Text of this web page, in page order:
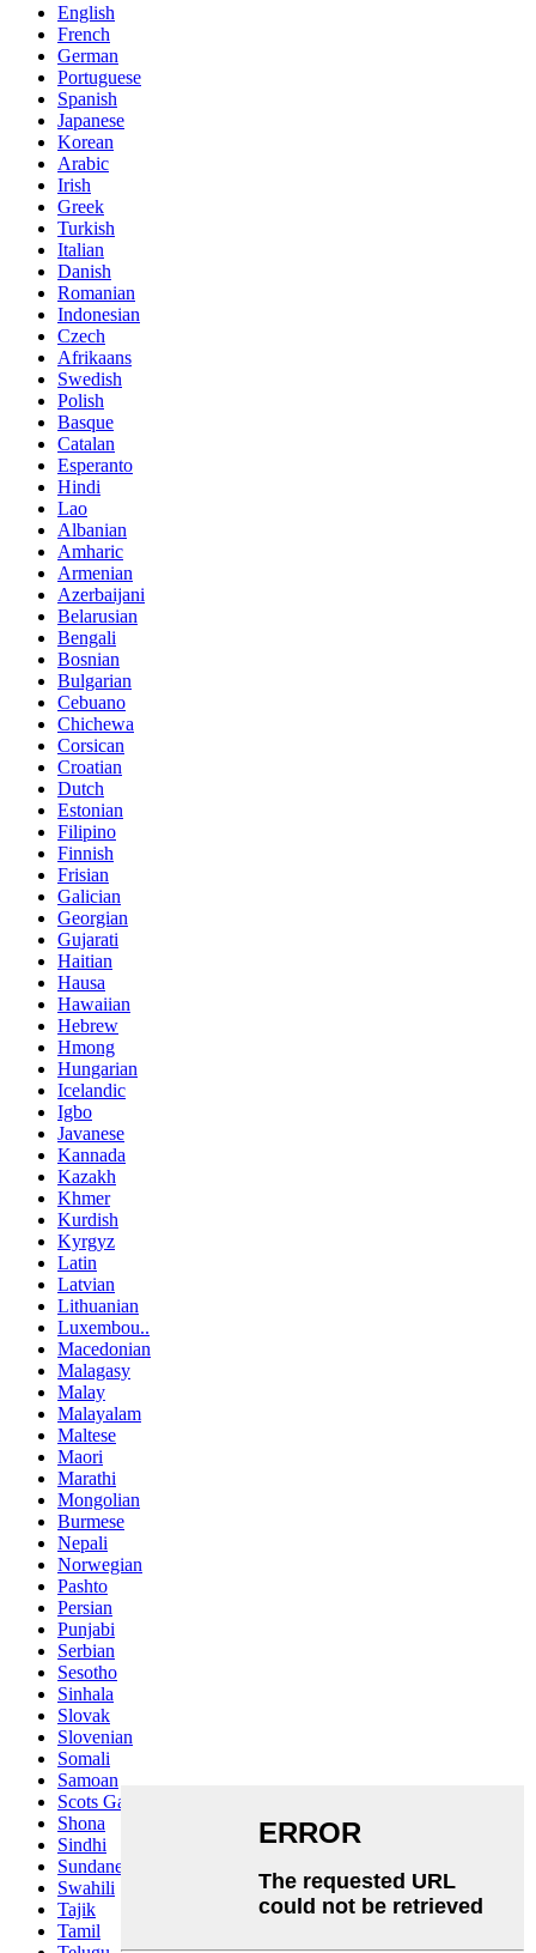
English
French
German
Portuguese
Spanish
Japanese
Korean
Arabic
Irish
Greek
Turkish
Italian
Danish
Romanian
Indonesian
Czech
Afrikaans
Swedish
Polish
Basque
Catalan
Esperanto
Hindi
Lao
Albanian
Amharic
Armenian
Azerbaijani
Belarusian
Bengali
Bosnian
Bulgarian
Cebuano
Chichewa
Corsican
Croatian
Dutch
Estonian
Filipino
Finnish
Frisian
Galician
Georgian
Gujarati
Haitian
Hausa
Hawaiian
Hebrew
Hmong
Hungarian
Icelandic
Igbo
Javanese
Kannada
Kazakh
Khmer
Kurdish
Kyrgyz
Latin
Latvian
Lithuanian
Luxembou..
Macedonian
Malagasy
Malay
Malayalam
Maltese
Maori
Marathi
Mongolian
Burmese
Nepali
Norwegian
Pashto
Persian
Punjabi
Serbian
Sesotho
Sinhala
Slovak
Slovenian
Somali
Samoan
Scots Gaelic
Shona
Sindhi
Sundanese
Swahili
Tajik
Tamil